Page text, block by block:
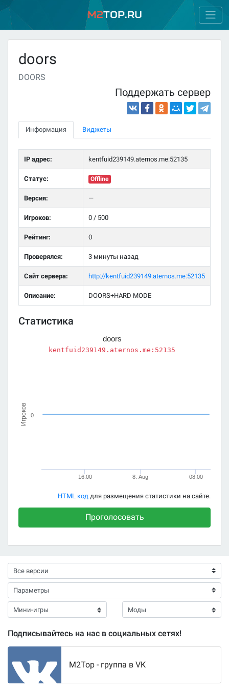
M2Top.ru
doors
DOORS
Поддержать сервер
Информация Виджеты
IP адрес: kentfuid239149.aternos.me:52135
Статус: Offline
Версия: —
Игроков: 0 / 500
Рейтинг: 0
Проверялся: 3 минуты назад
Сайт сервера: http://kentfuid239149.aternos.me:52135
Описание: DOORS+HARD MODE
Статистика
Игроков
doors
kentfuid239149.aternos.me:52135
8. Aug
16:00 08:00
0
HTML код для размещения статистики на сайте.
Проголосовать
Подписывайтесь на нас в социальных сетях!
M2Top - группа в VK